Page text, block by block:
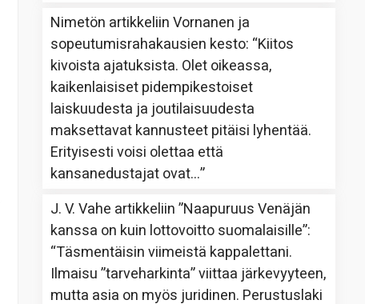
Nimetön artikkeliinVornanen ja
sopeutumisrahakausien kesto: “Kiitos
kivoista ajatuksista. Olet oikeassa,
kaikenlaisiset pidempikestoiset
laiskuudesta ja joutilaisuudesta
maksettavat kannusteet pitäisi lyhentää.
Erityisesti voisi olettaa että
kansanedustajat ovat…”
J. V. Vahe artikkeliin”Naapuruus Venäjän
kanssa on kuin lottovoitto suomalaisille”:
“Täsmentäisin viimeistä kappalettani.
Ilmaisu ”tarveharkinta” viittaa järkevyyteen,
mutta asia on myös juridinen. Perustuslaki